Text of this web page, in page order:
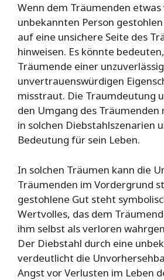
Wenn dem Träumenden
unbekannten Person
auf eine unsichere Seite des
hinweisen. Es könnte
Träumende einer
unvertrauenswürdigen
misstraut. Die Traumdeutung
den Umgang des Träumenden
in solchen Diebstahlszenarien
Bedeutung für sein Leben.
In solchen Träumen kann die
Träumenden im Vordergrund
gestohlene Gut steht
Wertvolles, das dem
ihm selbst als verloren
Der Diebstahl durch eine
verdeutlicht die
Angst vor Verlusten im Leben